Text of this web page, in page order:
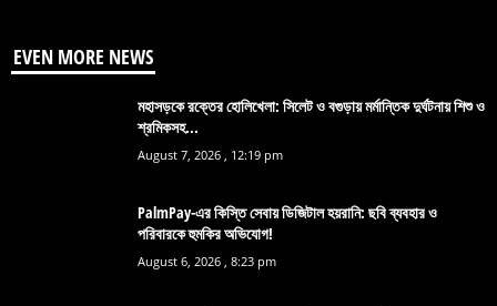
EVEN MORE NEWS
মহাসড়কে রক্তের হোলিখেলা: সিলেট ও বগুড়ায় মর্মান্তিক দুর্ঘটনায় শিশু ও
শ্রমিকসহ...
August 7, 2026 , 12:19 pm
PalmPay-এর কিস্তি সেবায় ডিজিটাল হয়রানি: ছবি ব্যবহার ও
পরিবারকে হুমকির অভিযোগ!
August 6, 2026 , 8:23 pm